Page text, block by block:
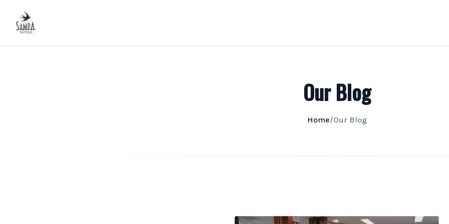
Our Blog
Home/Our Blog